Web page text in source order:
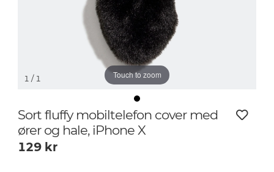
Touch to zoom
1 / 1
Sort fluffy mobiltelefon cover med
ører og hale, iPhone X
129 kr